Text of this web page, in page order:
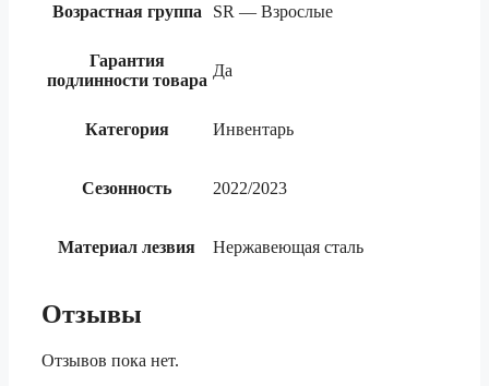
Возрастная группа SR — Взрослые
Гарантия
подлинности товара
Да
Категория Инвентарь
Сезонность 2022/2023
Материал лезвия Нержавеющая сталь
Отзывы
Отзывов пока нет.